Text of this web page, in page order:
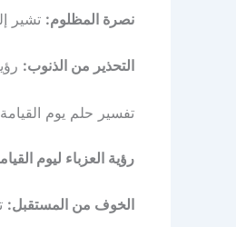
نصرة المظلوم: تشير
التحذير من الذنوب:
تفسير حلم يوم القيامة
رؤية العزباء ليوم
الخوف من المستقبل: